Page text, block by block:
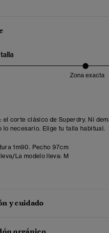
Zona exacta
el corte clásico de Superdry. Ni
lo necesario. Elige tu talla habitual.
1m90. Pecho 97cm
La modelo lleva: M
y cuidado